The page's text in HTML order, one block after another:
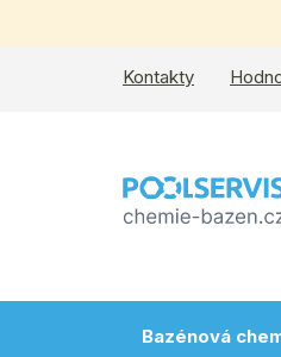
Kontakty
Bazénová